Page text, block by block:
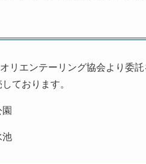
リエンテーリング協会より委
ております。
池